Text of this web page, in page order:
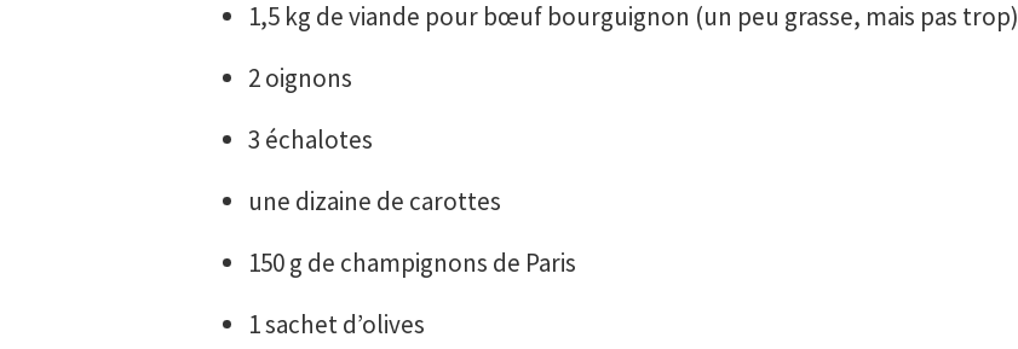
1,5 kg de viande pour bœuf bourguignon (un peu grasse, mais pas trop)
2 oignons
3 échalotes
une dizaine de carottes
150 g de champignons de Paris
1 sachet d’olives